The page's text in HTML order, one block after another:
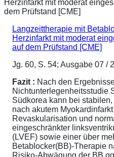
Langzeittherapie mit
Herzinfarkt mit moderat
auf dem Prüfstand [CME]
Jg. 60, S. 54; Ausgabe 07 /
Fazit : Nach den
Nichtunterlegenheitsstudie
Südkorea kann bei
nach akutem
Revaskularisation und
eingeschränkter
(LVEF) sowie einer über
Betablocker(BB)-Therapie